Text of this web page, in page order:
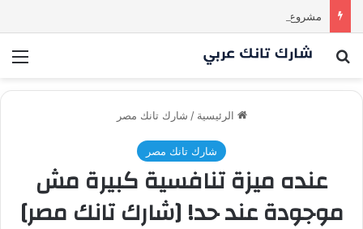
بحث عن
الرئيسية / شارك تانك مصر
شارك تانك مصر
عنده ميزة تنافسية كبيرة مش
موجودة عند حد! [شارك تانك مصر]